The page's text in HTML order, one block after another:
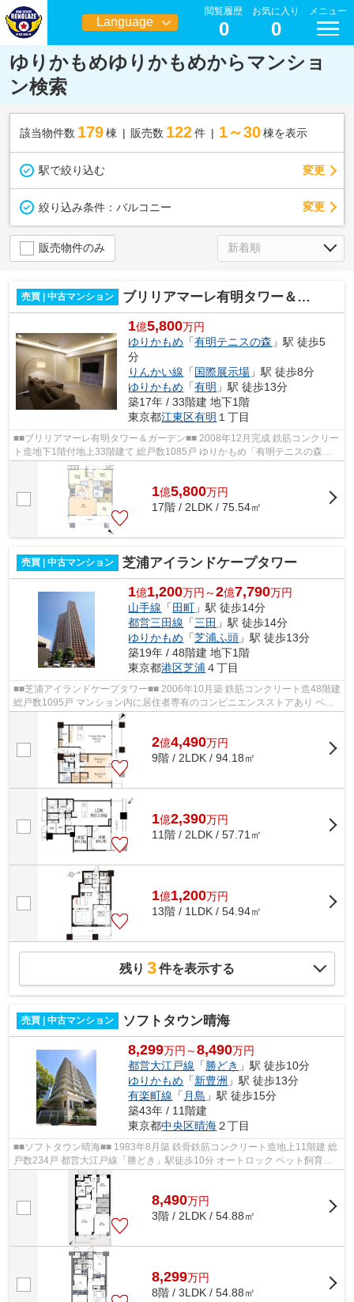
Language
日本語
閲覧履歴
0
お気に入り
0
メニュー
ゆりかもめゆりかもめからマンショ
ン検索
該当物件数 179棟 販売数 122 件 1～30 棟を表示
駅で絞り込む 変更
絞り込み条件： バルコニー 変更
販売物件のみ
売買 | 中古マンション ブリリアマーレ有明タワー＆ガーデン
1億5,800万円
ゆりかもめ 「有明テニスの森 」駅 徒歩5
分
りんかい線 「国際展示場 」駅 徒歩8分
ゆりかもめ 「有明 」駅 徒歩13分
築17年 / 33階建 地下1階
東京都江東区有明 １丁目
■■ブリリアマーレ有明タワー＆ガーデン■■ 2008年12月完成 鉄筋コンクリー
ト造地下1階付地上33階建て 総戸数1085戸 ゆりかもめ「有明テニスの森」
駅徒歩5分 りんかい線「国際展示場」...
1億5,800万円
17階 / 2LDK / 75.54㎡
売買 | 中古マンション 芝浦アイランドケープタワー
1億1,200万円～2億7,790万円
山手線 「 田町 」駅 徒歩14分
都営三田線 「三田 」駅 徒歩14分
ゆりかもめ 「芝浦ふ頭 」駅 徒歩13分
築19年 / 48階建 地下1階
東京都港区芝浦 ４丁目
■■芝浦アイランドケープタワー■■ 2006年10月築 鉄筋コンクリート造48階建
総戸数1095戸 マンション内に居住者専有のコンビニエンスストアあり ペッ
ト飼育可能 レンタサイクルあり 各...
2億4,490万円
9階 / 2LDK / 94.18㎡
1億2,390万円
11階 / 2LDK / 57.71㎡
1億1,200万円
13階 / 1LDK / 54.94㎡
残り 3件を表示する
売買 | 中古マンション ソフトタウン晴海
8,299万円～8,490万円
都営大江戸線 「 勝どき 」駅 徒歩10分
ゆりかもめ 「新豊洲 」駅 徒歩13分
有楽町線 「 月島 」駅 徒歩15分
築43年 / 11階建
東京都中央区晴海２丁目
■■ソフトタウン晴海■■ 1983年8月築 鉄骨鉄筋コンクリート造地上11階建 総
戸数234戸 都営大江戸線「勝どき」駅徒歩10分 オートロック ペット飼育可
能 防犯カメラ 自転車置き場(要確...
8,490万円
3階 / 2LDK / 54.88㎡
8,299万円
8階 / 3LDK / 54.88㎡